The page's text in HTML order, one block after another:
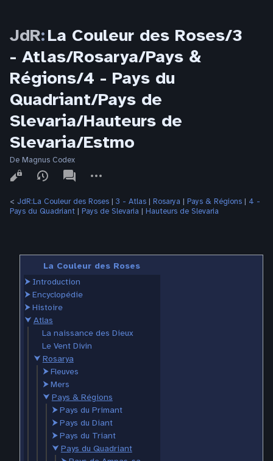
JdR:La Couleur des Roses/3
- Atlas/Rosarya/Pays &
Régions/4 - Pays du
Quadriant/Pays de
Slevaria/Hauteurs de
Slevaria/Estmo
De Magnus Codex
Affichages
associated-
pages
actions
< JdR:La Couleur des Roses ‎ | 3 - Atlas ‎ | Rosarya ‎ | Pays & Régions ‎ | 4 -
Pays du Quadriant ‎ | Pays de Slevaria ‎ | Hauteurs de Slevaria
La Couleur des Roses
⮞ Introduction
⮞Encyclopédie
⮞Histoire
⮟ Atlas
La naissance des Dieux
Le Vent Divin
⮟ Rosarya
⮞Fleuves
⮞Mers
⮟ Pays & Régions
⮞Pays du Primant
⮞Pays du Diant
⮞Pays du Triant
⮟ Pays du Quadriant